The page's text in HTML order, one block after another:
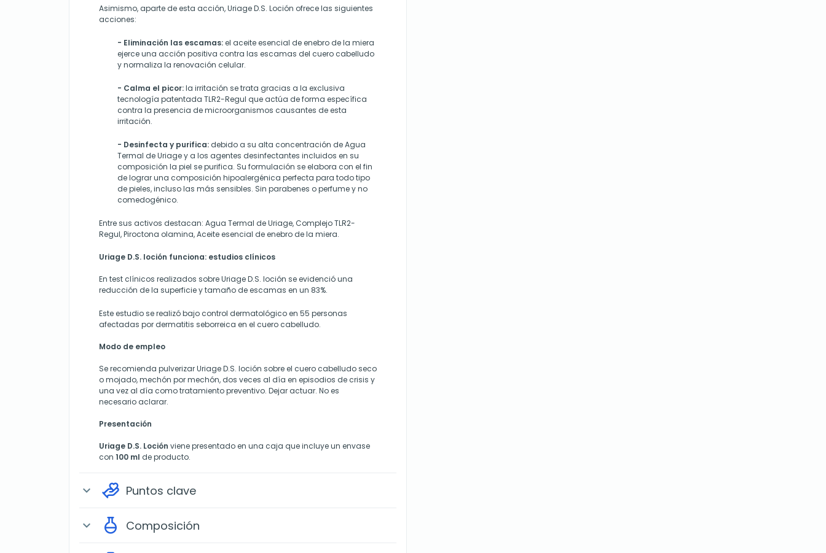
Asimismo, aparte de esta acción, Uriage D.S. Loción ofrece las siguientes
acciones:
- Eliminación las escamas:el aceite esencial de enebro de la miera
ejerce una acción positiva contra las escamas del cuero cabelludo
y normaliza la renovación celular.
- Calma el picor:la irritación se trata gracias a la exclusiva
tecnología patentada TLR2-Regul que actúa de forma específica
contra la presencia de microorganismos causantes de esta
irritación.
- Desinfecta y purifica: debido a su alta concentración de Agua
Termal de Uriage y a los agentes desinfectantes incluidos en su
composición la piel se purifica. Su formulación se elabora con el fin
de lograr una composición hipoalergénica perfecta para todo tipo
de pieles, incluso las más sensibles. Sin parabenes o perfume y no
comedogénico.
Entre sus activos destacan: Agua Termal de Uriage, Complejo TLR2-
Regul, Piroctona olamina, Aceite esencial de enebro de la miera.
Uriage D.S. loción funciona: estudios clínicos
En test clínicos realizados sobre Uriage D.S. loción se evidenció una
reducción de la superficie y tamaño de escamas en un 83%.
Este estudio se realizó bajo control dermatológico en 55 personas
afectadas por dermatitis seborreica en el cuero cabelludo.
Modo de empleo
Se recomienda pulverizar Uriage D.S. loción sobre el cuero cabelludo seco
o mojado, mechón por mechón, dos veces al día en episodios de crisis y
una vez al día como tratamiento preventivo. Dejar actuar. No es
necesario aclarar.
Presentación
Uriage D.S. Loción viene presentado en una caja que incluye un envase
con 100 ml de producto.
expand_more Puntos clave
expand_more Composición